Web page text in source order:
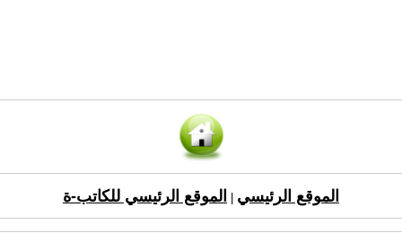
الموقع الرئيسي الموقع الرئيسي للكاتب-ة